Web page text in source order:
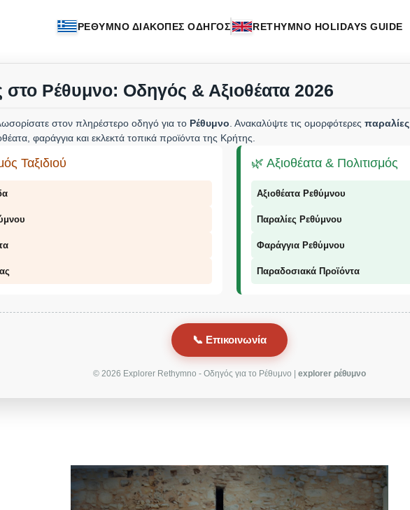
ΡΕΘΥΜΝΟ ΔΙΑΚΟΠΕΣ ΟΔΗΓΟΣ RETHYMNO HOLIDAYS GUIDE
στο Ρέθυμνο: Οδηγός & Αξιοθέατα 2026
στον πληρέστερο οδηγό για το Ρέθυμνο . Ανακαλύψτε τις ομορφότερες παραλίες
φαράγγια και εκλεκτά τοπικά προϊόντα της Κρήτης.
Ταξιδιού 🌿 Αξιοθέατα & Πολιτισμός
Αξιοθέατα Ρεθύμνου
Παραλίες Ρεθύμνου
Φαράγγια Ρεθύμνου
Παραδοσιακά Προϊόντα
📞 Επικοινωνία
© 2026 Explorer Rethymno - Οδηγός για το Ρέθυμνο | explorer ρέθυμνο